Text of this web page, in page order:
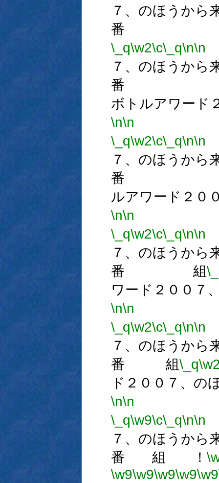
７、のほうから
番
\_q\w2\c\_q\n\n
７、のほうから
番
ボトルアワード
\n\n
\_q\w2\c\_q\n\n
７、のほうから
番
ルアワード２０
\n\n
\_q\w2\c\_q\n\n
７、のほうから
番 組
ワード２００７
\n\n
\_q\w2\c\_q\n\n
７、のほうから
番 組\_q
ド２００７、の
\n\n
\_q\w9\c\_q\n\n
７、のほうから
番 組 ！
\w9\w9\w9\w9\w9